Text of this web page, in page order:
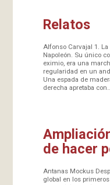
Relatos
Alfonso Carvajal 1.
Napoleón. Su único
eximio, era una
regularidad en un
Una espada de
derecha apretaba con…
de hacer
Antanas Mockus
global en los